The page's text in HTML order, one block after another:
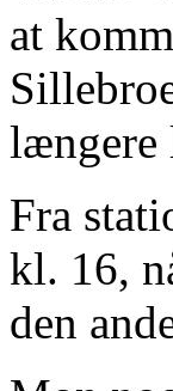
at
længere
Fra
kl. 16,
den